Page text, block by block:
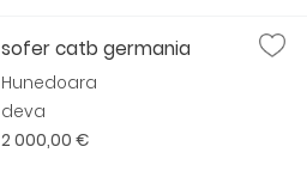
sofer catb germania
Hunedoara
deva
2 000,00 €